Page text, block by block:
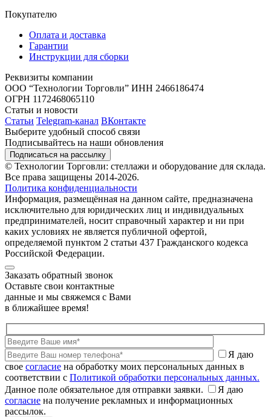
Покупателю
Оплата и доставка
Гарантии
Инструкции для сборки
Реквизиты компании
ООО “Технологии Торговли” ИНН 2466186474
ОГРН 1172468065110
Статьи и новости
Статьи Telegram-канал ВКонтакте
Выберите удобный способ связи
Подписывайтесь на наши обновления
Подписаться на рассылку
© Технологии Торговли: стеллажи и оборудование для склада.
Все права защищены 2014-2026.
Политика конфиденциальности
Информация, размещённая на данном сайте, предназначена
исключительно для юридических лиц и индивидуальных
предпринимателей, носит справочный характер и ни при
каких условиях не является публичной офертой,
определяемой пунктом 2 статьи 437 Гражданского кодекса
Российской Федерации.
Заказать обратный звонок
Оставьте свои контактные
данные и мы свяжемся с Вами
в ближайшее время!
Я даю
свое согласие на обработку моих персональных данных в
соответствии с Политикой обработки персональных данных.
Данное поле обязательное для отправки заявки.
Я даю
согласие на получение рекламных и информационных
рассылок.